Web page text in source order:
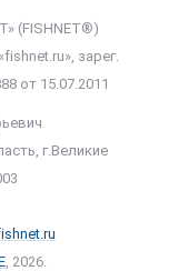
(FISHNET®)
зарег.
от 15.07.2011
г.Великие
, 2026.